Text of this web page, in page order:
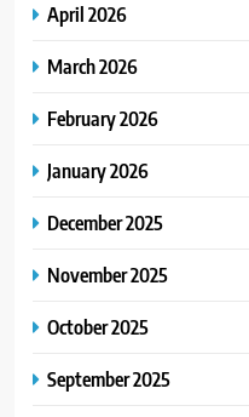
April 2026
March 2026
February 2026
January 2026
December 2025
November 2025
October 2025
September 2025